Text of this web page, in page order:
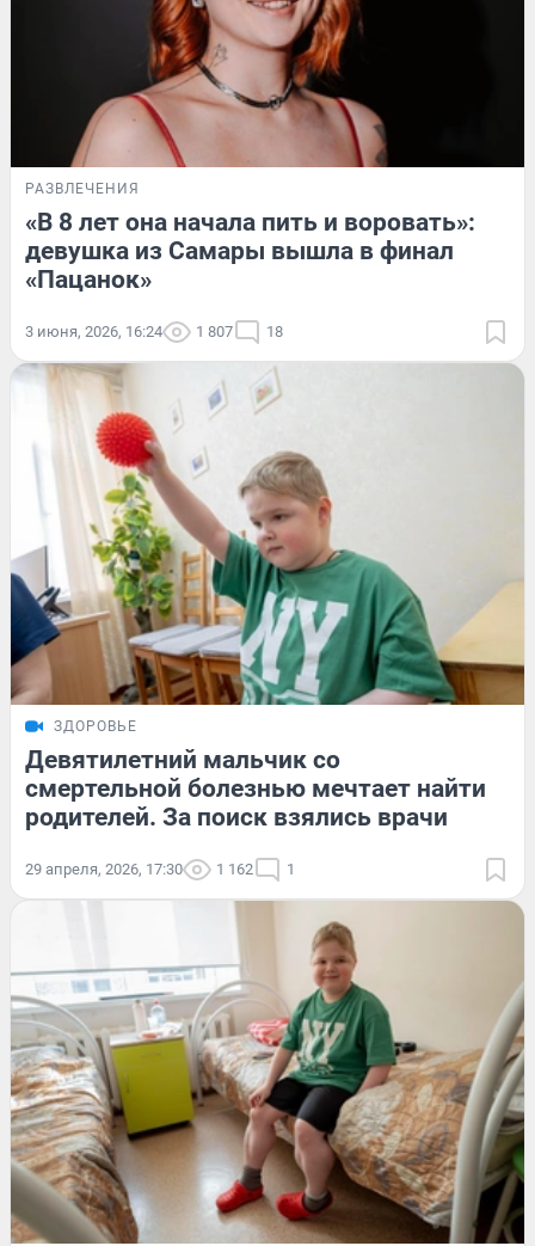
РАЗВЛЕЧЕНИЯ
«В 8 лет она начала пить и воровать»:
девушка из Самары вышла в финал
«Пацанок»
3 июня, 2026, 16:24 1 807 18
ЗДОРОВЬЕ
Девятилетний мальчик со
смертельной болезнью мечтает найти
родителей. За поиск взялись врачи
29 апреля, 2026, 17:30 1 162 1